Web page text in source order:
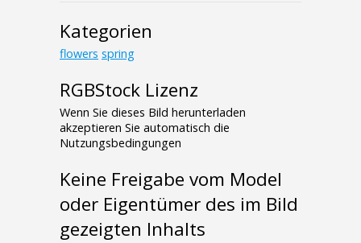
Kategorien
flowers spring
RGBStock Lizenz
Wenn Sie dieses Bild herunterladen
akzeptieren Sie automatisch die
Nutzungsbedingungen
Keine Freigabe vom Model
oder Eigentümer des im Bild
gezeigten Inhalts